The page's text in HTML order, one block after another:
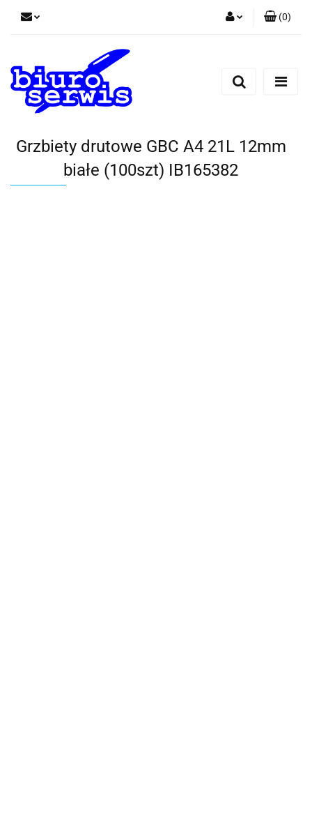
Zarejestruj się
(0)
Grzbiety drutowe GBC A4 21L 12mm
białe (100szt) IB165382